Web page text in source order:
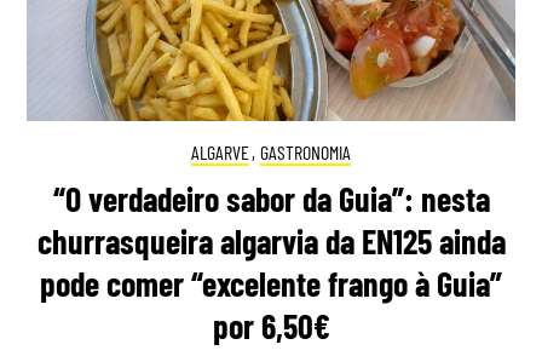
ALGARVE, GASTRONOMIA
“O verdadeiro sabor da Guia”: nesta
churrasqueira algarvia da EN125 ainda
pode comer “excelente frango à Guia”
por 6,50€